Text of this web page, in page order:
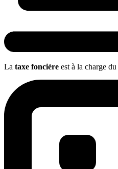
La taxe foncière est à la charge du